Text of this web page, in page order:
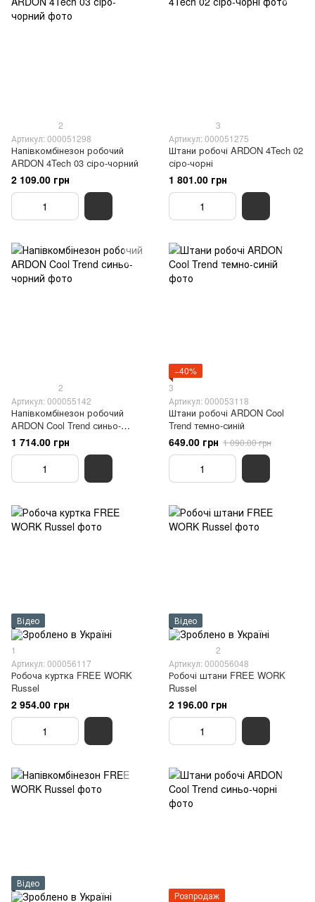
2
Артикул: 000051298
Напівкомбінезон робочий
ARDON 4Tech 03 сіро-чорний
2 109.00 грн
3
Артикул: 000051275
Штани робочі ARDON 4Tech 02
сіро-чорні
1 801.00 грн
2
Артикул: 000055142
Напівкомбінезон робочий
ARDON Cool Trend синьо-
чорний
1 714.00 грн
−40%
3
Артикул: 000053118
Штани робочі ARDON Cool
Trend темно-синій
649.00 грн 1 090.00 грн
Відео
1
Артикул: 000056117
Робоча куртка FREE WORK
Russel
2 954.00 грн
Відео
2
Артикул: 000056048
Робочі штани FREE WORK
Russel
2 196.00 грн
Відео
Розпродаж